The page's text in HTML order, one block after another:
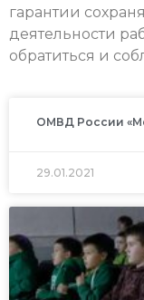
гарантии
деятельности
обратиться и
ОМВД России
29.01.2021